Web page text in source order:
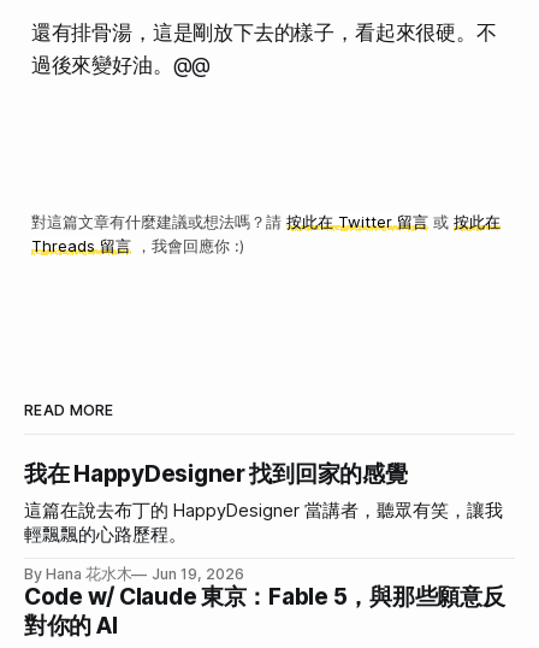
還有排骨湯，這是剛放下去的樣子，看起來很硬。不
過後來變好油。@@
對這篇文章有什麼建議或想法嗎？請 按此在 Twitter 留言或 按此在
Threads 留言，我會回應你 :)
READ MORE
我在 HappyDesigner 找到回家的感覺
這篇在說去布丁的 HappyDesigner 當講者，聽眾有笑，讓我
輕飄飄的心路歷程。
By Hana 花水木 Jun 19, 2026
Code w/ Claude 東京：Fable 5，與那些願意反
對你的 AI